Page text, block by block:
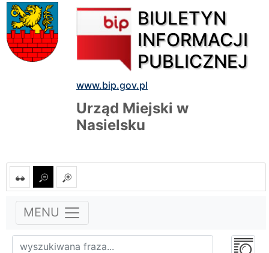
BIULETYN
INFORMACJI
PUBLICZNEJ
www.bip.gov.pl
Urząd Miejski w
Nasielsku
MENU